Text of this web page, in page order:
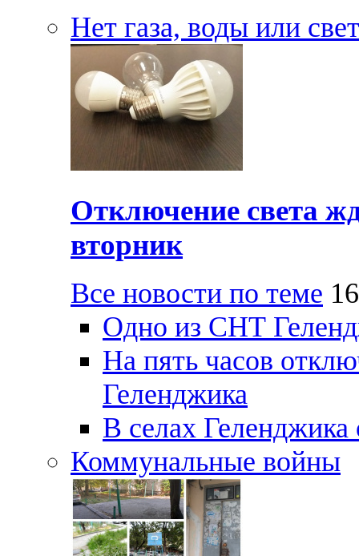
Нет газа, воды или
Отключение света
вторник
Все новости по теме
Одно из СНТ
На пять часов
Геленджика
В селах Геленджика
Коммунальные войны